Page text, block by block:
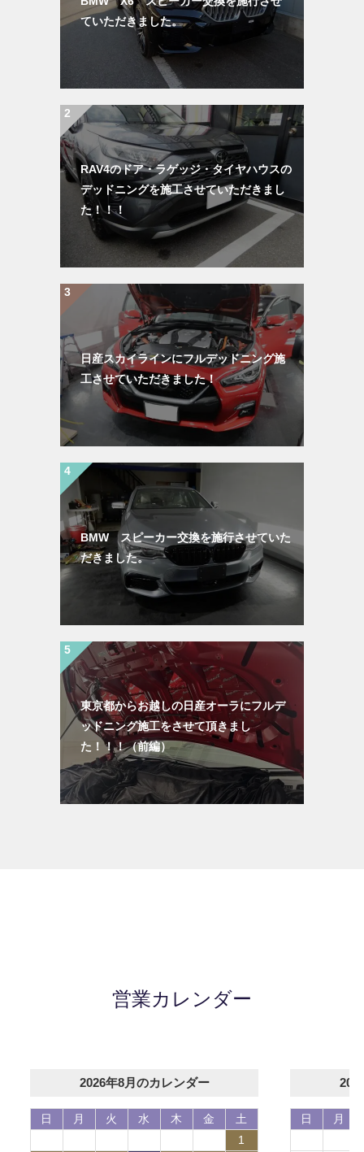
ていただきました。
RAV4のドア・ラゲッジ・タイヤハウスの
デッドニングを施工させていただきまし
た！！！
日産スカイラインにフルデッドニング施
工させていただきました！
BMW スピーカー交換を施行させていた
だきました。
東京都からお越しの日産オーラにフルデ
ッドニング施工をさせて頂きまし
た！！！（前編）
営業カレンダー
2026年8月のカレンダー
日 月 火 水 木 金
土
1
日 月